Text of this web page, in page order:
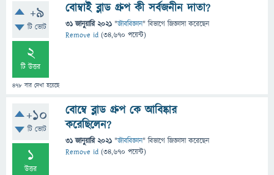
+9
টি ভোট
2
টি উত্তর
478 বার দেখা হয়েছে
বোম্বাই ব্লাড গ্রুপ কী সর্বজনীন দাতা?
31 জানুয়ারি 2021 "জীববিজ্ঞান" বিভাগে জিজ্ঞাসাকরেছেন
Remove id (34,670 পয়েন্ট)
+10
টি ভোট
1
উত্তর
বোম্বে ব্লাড গ্রুপ কে আবিষ্কার
করেছিলেন?
31 জানুয়ারি 2021 "জীববিজ্ঞান" বিভাগে জিজ্ঞাসাকরেছেন
Remove id (34,670 পয়েন্ট)